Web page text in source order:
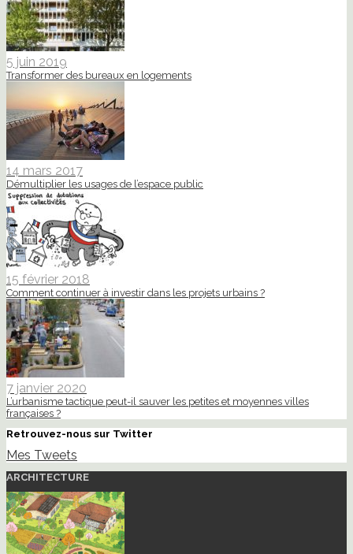
5 juin 2019
Transformer des bureaux en logements
14 mars 2017
Démultiplier les usages de l’espace public
15 février 2018
Comment continuer à investir dans les projets urbains ?
7 janvier 2020
L’urbanisme tactique peut-il sauver les petites et moyennes villes
françaises ?
Retrouvez-nous sur Twitter
Mes Tweets
ARCHITECTURE